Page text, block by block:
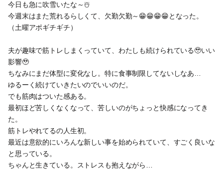
今日も急に吹雪いたな～☃️
今週末はまた荒れるらしくて、欠勤欠勤～😁😁😁😁となった。
（土曜アポギチギチ）
夫が趣味で筋トレしまくっていて、わたしも続けられている🥹いい
影響🥹
ちなみにまだ体型に変化なし。特に食事制限してないしなあ…
ゆるーく続けていきたいのでいいのだ。
でも筋肉はついた感ある。
最初ほど苦しくなくなって、苦しいのがちょっと快感になってき
た。
筋トレやれてるの人生初。
最近は意欲的にいろんな新しい事を始められていて、すごく良いな
と思っている。
ちゃんと生きている。ストレスも抱えながら…